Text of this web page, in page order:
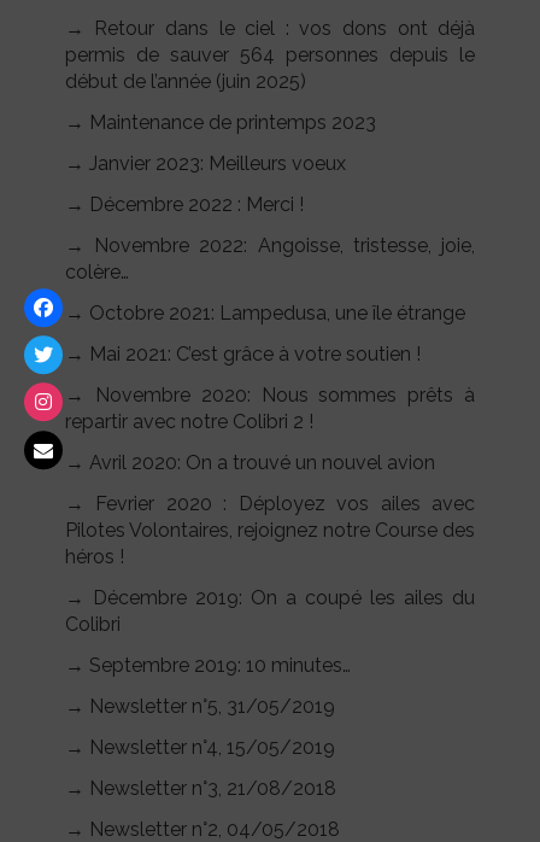
→ Retour dans le ciel : vos dons ont déjà
permis de sauver 564 personnes depuis le
début de l’année (juin 2025)
→ Maintenance de printemps 2023
→ Janvier 2023: Meilleurs voeux
→ Décembre 2022 : Merci !
→ Novembre 2022: Angoisse, tristesse, joie,
colère…
→ Octobre 2021: Lampedusa, une île étrange
→ Mai 2021: C’est grâce à votre soutien !
→ Novembre 2020: Nous sommes prêts à
repartir avec notre Colibri 2 !
→ Avril 2020: On a trouvé un nouvel avion
→ Fevrier 2020 : Déployez vos ailes avec
Pilotes Volontaires, rejoignez notre Course des
héros !
→ Décembre 2019: On a coupé les ailes du
Colibri
→ Septembre 2019: 10 minutes…
→ Newsletter n°5, 31/05/2019
→ Newsletter n°4, 15/05/2019
→ Newsletter n°3, 21/08/2018
→ Newsletter n°2, 04/05/2018